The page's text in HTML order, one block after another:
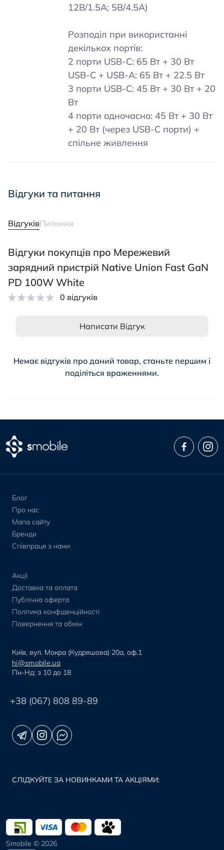
12В/1.5А; 5В/4.5А)
Розподіл при використанні
декількох портів:
2 порти USB-C: 65 Вт + 30 Вт
USB-C + USB-A: 65 Вт + 22.5 Вт
3 порти USB-C: 45 Вт + 30 Вт + 20
Вт
4 порти одночасно: 45 Вт + 30 Вт
+ 20 Вт (через USB-C порти) +
спільне живлення
Відгуки та питання
ВідгуківПитання
Відгуки покупців про Мережевий
зарядний пристрій Native Union Fast GaN
PD 100W White
0 відгуків
Написати Відгук
Немає відгуків про даний товар, станьте першим і
поділіться враженнями.
Блог
Про нас
Мапа сайту
Бренди
Співпраця з нами
Акції
Доставка та оплата
Публічна оферта
Політика конфіденційності
Повернення та обмін
Київ, вул. Мокра (Кудряшова) 20а, оф.1
hi@smobile.ua
Пн-Нд: з 10 до 18
+38 (067) 808 89-89
СЛІДКУЙТЕ ЗА НОВИНКАМИ ТА АКЦІЯМИ:
Smobile © 2026